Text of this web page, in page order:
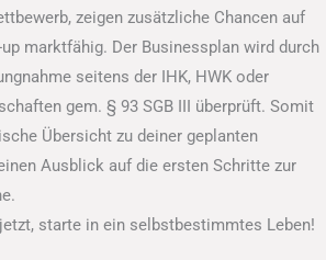
zeigen zusätzliche Chancen auf
marktfähig. Der Businessplan wird durch
seitens der IHK, HWK oder
gem. § 93 SGB III überprüft. Somit
Übersicht zu deiner geplanten
Ausblick auf die ersten Schritte zur
starte in ein selbstbestimmtes Leben!